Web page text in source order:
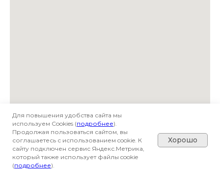
Для повышения удобства сайта мы
используем Cookies (подробнее).
Продолжая пользоваться сайтом, вы
соглашаетесь с использованием cookie. К
сайту подключен сервис Яндекс.Метрика,
который также использует файлы cookie
(подробнее).
Хорошо